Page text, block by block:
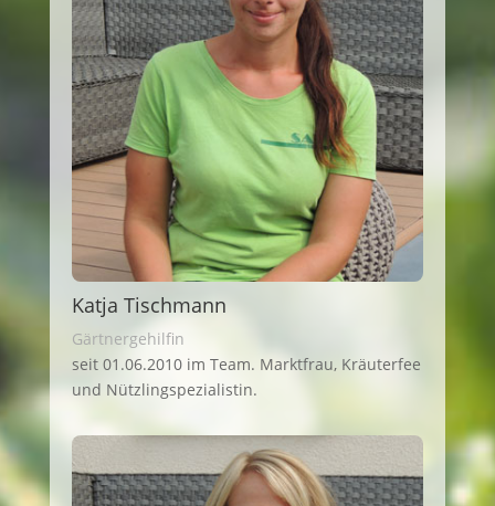
Katja Tischmann
Gärtnergehilfin
seit 01.06.2010 im Team. Marktfrau, Kräuterfee
und Nützlingspezialistin.